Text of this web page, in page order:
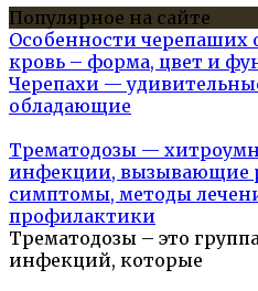
Популярное на сайте
Особенности черепаших
кровь – форма, цвет и
Черепахи —
обладающие
Трематодозы —
инфекции, вызывающие
симптомы, методы
профилактики
Трематодозы – это
инфекций, которые